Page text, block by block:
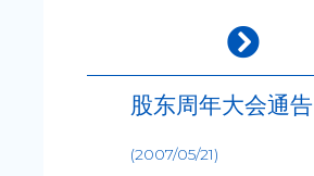
股东周年大会通告
(2007/05/21)